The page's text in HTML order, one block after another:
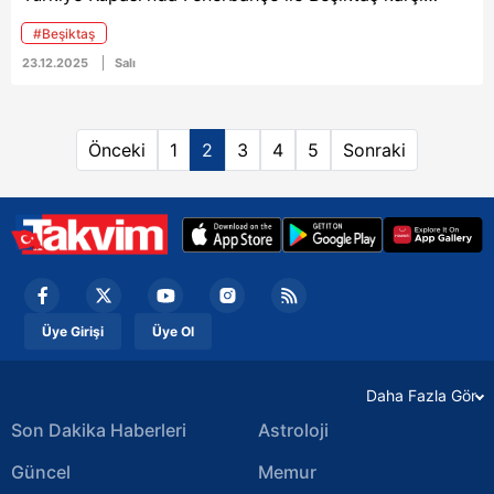
karşıya geldi. Mücadelede sarı lacivertliler, penaltı
kazandı. Oğuzhan Çakır, VAR'ın çağırması sonrasında
beyaz noktayı gösterdi.
#Beşiktaş
23.12.2025 Salı
Önceki 1 2 3 4 5 Sonraki
Üye Girişi Üye Ol
Daha Fazla Gör
Son Dakika Haberleri
Güncel
Astroloji
Memur